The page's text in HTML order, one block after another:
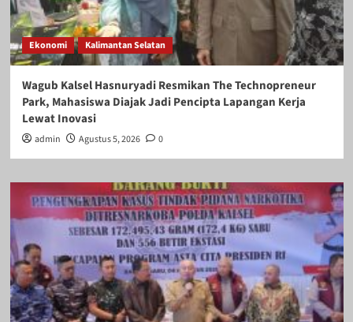
Ekonomi Kalimantan Selatan
Wagub Kalsel Hasnuryadi Resmikan The Technopreneur
Park, Mahasiswa Diajak Jadi Pencipta Lapangan Kerja
Lewat Inovasi
admin Agustus 5, 2026 0